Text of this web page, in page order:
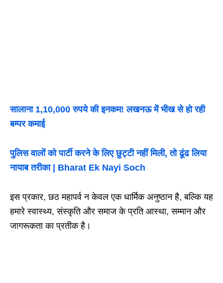
सालाना 1,10,000 रुपये की इनकम! लखनऊ में भीख से हो रही
बम्पर कमाई
पुलिस वालों को पार्टी करने के लिए छुट्टी नहीं मिली, तो ढूंढ लिया
नायाब तरीका | Bharat Ek Nayi Soch
इस प्रकार, छठ महापर्व न केवल एक धार्मिक अनुष्ठान है, बल्कि यह
हमारे स्वास्थ्य, संस्कृति और समाज के प्रति आस्था, सम्मान और
जागरूकता का प्रतीक है।